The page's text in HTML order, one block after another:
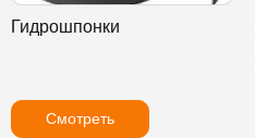
Гидрошпонки
Смотреть